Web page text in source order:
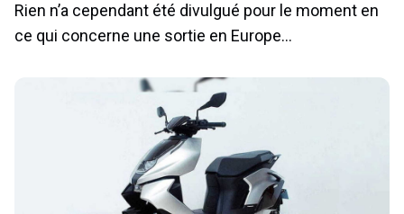
Rien n’a cependant été divulgué pour le moment en
ce qui concerne une sortie en Europe…